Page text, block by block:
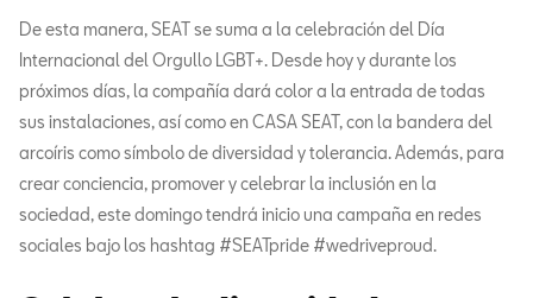
De esta manera, SEAT se suma a la celebración del Día
Internacional del Orgullo LGBT+. Desde hoy y durante los
próximos días, la compañía dará color a la entrada de todas
sus instalaciones, así como en CASA SEAT, con la bandera del
arcoíris como símbolo de diversidad y tolerancia. Además, para
crear conciencia, promover y celebrar la inclusión en la
sociedad, este domingo tendrá inicio una campaña en redes
sociales bajo los hashtag #SEATpride #wedriveproud.